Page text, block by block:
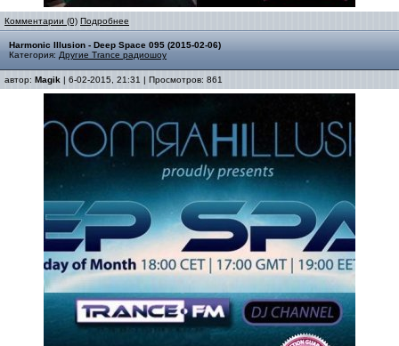
Комментарии (0) Подробнее
Harmonic Illusion - Deep Space 095 (2015-02-06)
Категория: Другие Trance радиошоу
автор: Magik | 6-02-2015, 21:31 | Просмотров: 861